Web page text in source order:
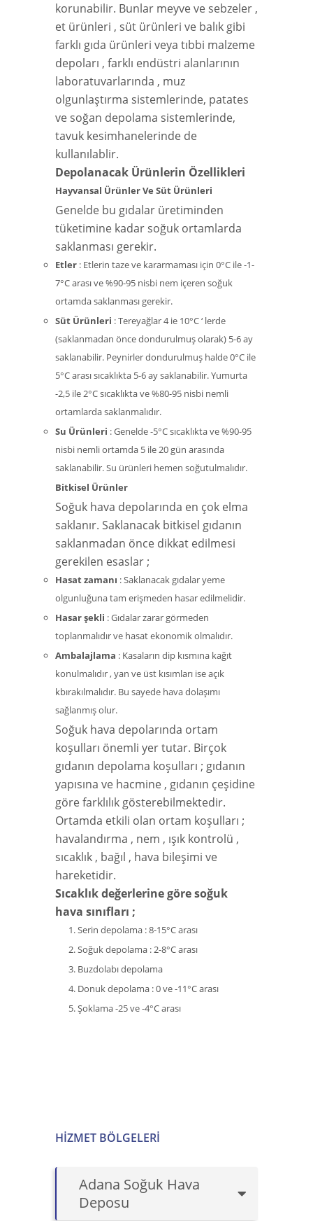
HIZMET BÖLGELERI
Adana Soğuk Hava
Deposu
korunabilir. Bunlar meyve ve sebzeler ,
et ürünleri , süt ürünleri ve balık gibi
farklı gıda ürünleri veya tıbbi malzeme
depoları , farklı endüstri alanlarının
laboratuvarlarında , muz
olgunlaştırma sistemlerinde, patates
ve soğan depolama sistemlerinde,
tavuk kesimhanelerinde de
kullanılablir.
Depolanacak Ürünlerin Özellikleri
Hayvansal Ürünler Ve Süt Ürünleri
Genelde bu gıdalar üretiminden
tüketimine kadar soğuk ortamlarda
saklanması gerekir.
Etler : Etlerin taze ve kararmaması için 0°C ile -1-
7°C arası ve %90-95 nisbi nem içeren soğuk
ortamda saklanması gerekir.
Süt Ürünleri : Tereyağlar 4 ie 10°C ‘ lerde
(saklanmadan önce dondurulmuş olarak) 5-6 ay
saklanabilir. Peynirler dondurulmuş halde 0°C ile
5°C arası sıcaklıkta 5-6 ay saklanabilir. Yumurta
-2,5 ile 2°C sıcaklıkta ve %80-95 nisbi nemli
ortamlarda saklanmalıdır.
Su Ürünleri : Genelde -5°C sıcaklıkta ve %90-95
nisbi nemli ortamda 5 ile 20 gün arasında
saklanabilir. Su ürünleri hemen soğutulmalıdır.
Bitkisel Ürünler
Soğuk hava depolarında en çok elma
saklanır. Saklanacak bitkisel gıdanın
saklanmadan önce dikkat edilmesi
gerekilen esaslar ;
Hasat zamanı : Saklanacak gıdalar yeme
olgunluğuna tam erişmeden hasar edilmelidir.
Hasar şekli : Gıdalar zarar görmeden
toplanmalıdır ve hasat ekonomik olmalıdır.
Ambalajlama : Kasaların dip kısmına kağıt
konulmalıdır , yan ve üst kısımları ise açık
kbırakılmalıdır. Bu sayede hava dolaşımı
sağlanmış olur.
Soğuk hava depolarında ortam
koşulları önemli yer tutar. Birçok
gıdanın depolama koşulları ; gıdanın
yapısına ve hacmine , gıdanın çeşidine
göre farklılık gösterebilmektedir.
Ortamda etkili olan ortam koşulları ;
havalandırma , nem , ışık kontrolü ,
sıcaklık , bağıl , hava bileşimi ve
hareketidir.
Sıcaklık değerlerine göre soğuk
hava sınıfları ;
Serin depolama : 8-15°C arası
Soğuk depolama : 2-8°C arası
Buzdolabı depolama
Donuk depolama : 0 ve -11°C arası
Şoklama -25 ve -4°C arası